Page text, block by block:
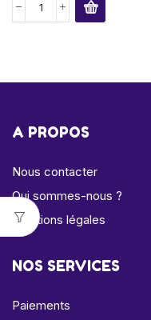
A PROPOS
Nous contacter
Qui sommes-nous ?
Mentions légales
NOS SERVICES
Paiements